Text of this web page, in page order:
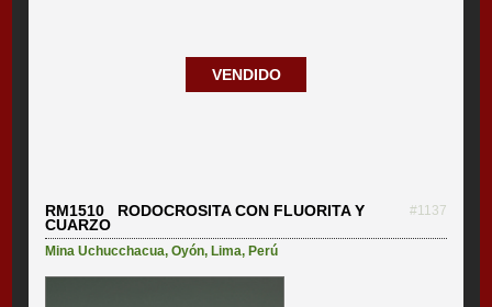
VENDIDO
RM1510 RODOCROSITA CON FLUORITA Y
CUARZO
#1137
Mina Uchucchacua,Oyón,Lima,Perú